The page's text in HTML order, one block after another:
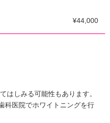
¥44,000
はしみる可能性もあります。
科医院でホワイトニングを行